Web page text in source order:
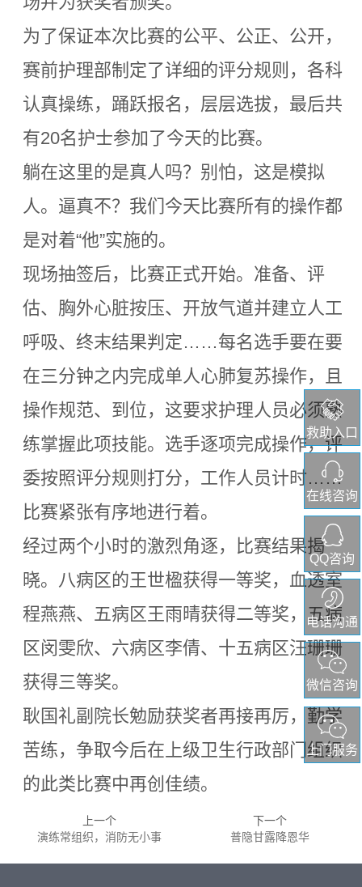
救助入口
在线咨询
QQ咨询
电话沟通
微信咨询
上门服务
为了保证本次比赛的公平、公正、公开，
赛前护理部制定了详细的评分规则，各科
认真操练，踊跃报名，层层选拔，最后共
有20名护士参加了今天的比赛。
躺在这里的是真人吗？别怕，这是模拟
人。逼真不？我们今天比赛所有的操作都
是对着“他”实施的。
现场抽签后，比赛正式开始。准备、评
估、胸外心脏按压、开放气道并建立人工
呼吸、终末结果判定……每名选手要在要
在三分钟之内完成单人心肺复苏操作，且
操作规范、到位，这要求护理人员必须熟
练掌握此项技能。选手逐项完成操作，评
委按照评分规则打分，工作人员计时……
比赛紧张有序地进行着。
经过两个小时的激烈角逐，比赛结果揭
晓。八病区的王世楹获得一等奖，血透室
程燕燕、五病区王雨晴获得二等奖，五病
区闵雯欣、六病区李倩、十五病区汪珊珊
获得三等奖。
耿国礼副院长勉励获奖者再接再厉，勤学
苦练，争取今后在上级卫生行政部门组织
的此类比赛中再创佳绩。
上一个
演练常组织，消防无小事
下一个
普隐甘露降恩华